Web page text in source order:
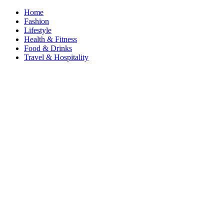
Home
Fashion
Lifestyle
Health & Fitness
Food & Drinks
Travel & Hospitality